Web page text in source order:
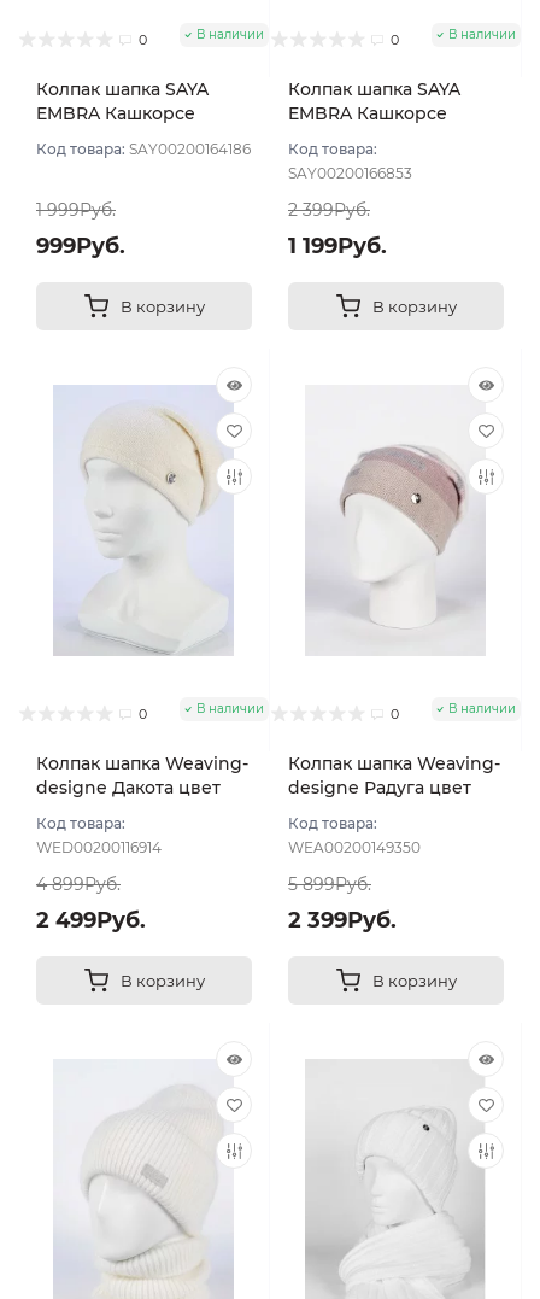
0 В наличии
Колпак шапка SAYA
EMBRA Кашкорсе
Код товара: SAY00200164186
1 999Руб.
999Руб.
В корзину
0 В наличии
Колпак шапка SAYA
EMBRA Кашкорсе
Код товара:
SAY00200166853
2 399Руб.
1 199Руб.
В корзину
0 В наличии
Колпак шапка Weaving-
designe Дакота цвет
Код товара:
WED00200116914
4 899Руб.
2 499Руб.
В корзину
0 В наличии
Колпак шапка Weaving-
designe Радуга цвет
Код товара:
WEA00200149350
5 899Руб.
2 399Руб.
В корзину